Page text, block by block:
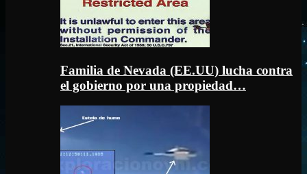
Familia de Nevada (EE.UU) lucha contra
el gobierno por una propiedad…